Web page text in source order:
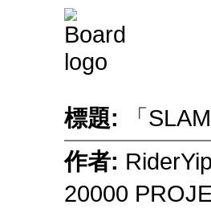
標題:
「
作者:
20000